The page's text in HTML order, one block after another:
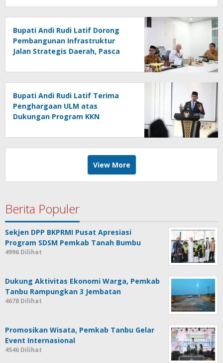
Bupati Andi Rudi Latif Dorong
Pembangunan Infrastruktur
Jalan Strategis Daerah, Pasca
Bupati Andi Rudi Latif Terima
Penghargaan ULM atas
Dukungan Program KKN
View More
Berita Populer
Sekjen DPP BKPRMI Pusat Apresiasi
Program SDSM Pemkab Tanah Bumbu
4996 Dilihat
Dukung Aktivitas Ekonomi Warga, Pemkab
Tanbu Rampungkan 3 Jembatan
4678 Dilihat
Promosikan Wisata, Pemkab Tanbu Gelar
Event Internasional
4546 Dilihat